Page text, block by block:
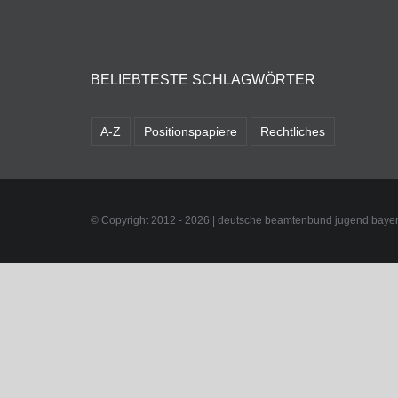
BELIEBTESTE SCHLAGWÖRTER
A-Z Positionspapiere Rechtliches
© Copyright 2012 - 2026 | deutsche beamtenbund jugend